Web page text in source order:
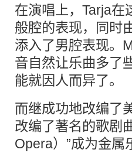
在演唱上，Tarja在
般腔的表现，同时
添入了男腔表现。
音自然让乐曲多了
能就因人而异了。
而继成功地改编了
改编了著名的歌剧
Opera）”成为金属